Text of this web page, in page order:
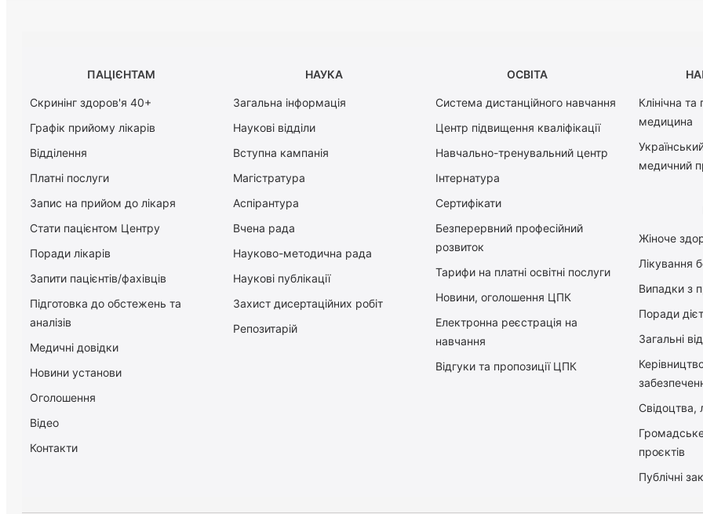
ПАЦІЄНТАМ
Скринінг здоров'я 40+
Графік прийому лікарів
Відділення
Платні послуги
Запис на прийом до лікаря
Стати пацієнтом Центру
Поради лікарів
Запити пацієнтів/фахівців
Підготовка до обстежень та
аналізів
Медичні довідки
Новини установи
Оголошення
Відео
Контакти
НАУКА
Загальна інформація
Наукові відділи
Вступна кампанія
Магістратура
Аспірантура
Вчена рада
Науково-методична рада
Наукові публікації
Захист дисертаційних робіт
Репозитарій
ОСВІТА
Система дистанційного навчання
Центр підвищення кваліфікації
Навчально-тренувальний центр
Інтернатура
Сертифікати
Безперервний професійний
розвиток
Тарифи на платні освітні послуги
Новини, оголошення ЦПК
Електронна реєстрація на
навчання
Відгуки та пропозиції ЦПК
Клінічна
медицина
медичний
Жіноче
Лікування
Випадки з
Поради
Загальні
Свідоцтва,
проєктів
Публічні